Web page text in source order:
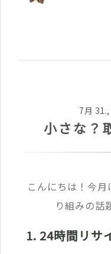
7月
小さな？
こんにちは！今
り組みの話
1. 24時間リサ